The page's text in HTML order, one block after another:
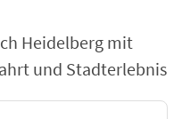
Heidelberg mit
und Stadterlebnis